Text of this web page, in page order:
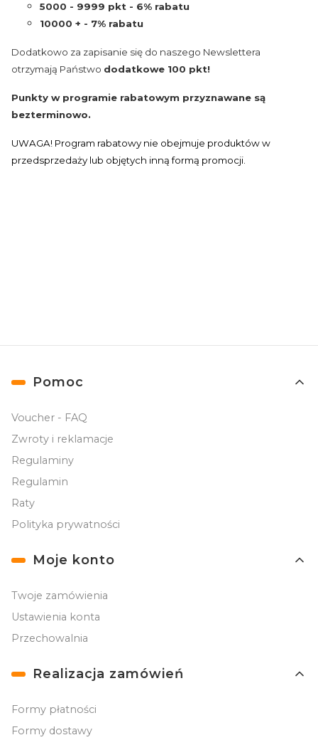
5000 - 9999 pkt - 6% rabatu
10000 + - 7% rabatu
Dodatkowo za zapisanie się do naszego Newslettera
otrzymają Państwo dodatkowe 100 pkt!
Punkty w programie rabatowym przyznawane są
bezterminowo.
UWAGA! Program rabatowy nie obejmuje produktów w
przedsprzedaży lub objętych inną formą promocji.
Linki w stopce
Pomoc
Voucher - FAQ
Zwroty i reklamacje
Regulaminy
Regulamin
Raty
Polityka prywatności
Moje konto
Twoje zamówienia
Ustawienia konta
Przechowalnia
Realizacja zamówień
Formy płatności
Formy dostawy